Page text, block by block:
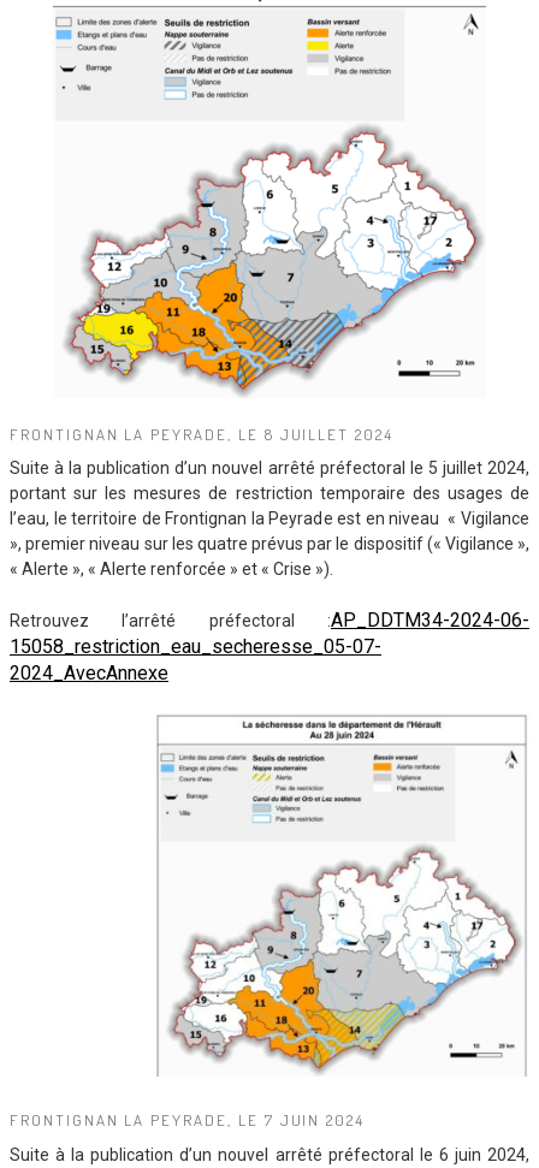
FRONTIGNAN LA PEYRADE, LE 8 JUILLET 2024
Suite à la publication d’un nouvel arrêté préfectoral le 5 juillet 2024,
portant sur les mesures de restriction temporaire des usages de
l’eau, le territoire de Frontignan la Peyrade est en niveau « Vigilance
», premier niveau sur les quatre prévus par le dispositif (« Vigilance »,
« Alerte », « Alerte renforcée » et « Crise »).
Retrouvez l’arrêté préfectoral :AP_DDTM34-2024-06-
15058_restriction_eau_secheresse_05-07-
2024_AvecAnnexe
FRONTIGNAN LA PEYRADE, LE 7 JUIN 2024
Suite à la publication d’un nouvel arrêté préfectoral le 6 juin 2024,